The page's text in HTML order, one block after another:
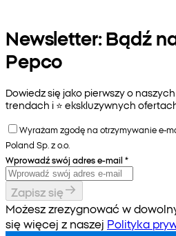
Newsletter: Bądź
Pepco
Dowiedz się jako pierwszy o
trendach i ⭐️ ekskluzywnych
Wyrażam zgodę na otrzymywanie e-
Poland Sp. z o.o.
Wprowadź swój adres e-mail *
Zapisz się
Możesz zrezygnować w
się więcej z naszej Polityka